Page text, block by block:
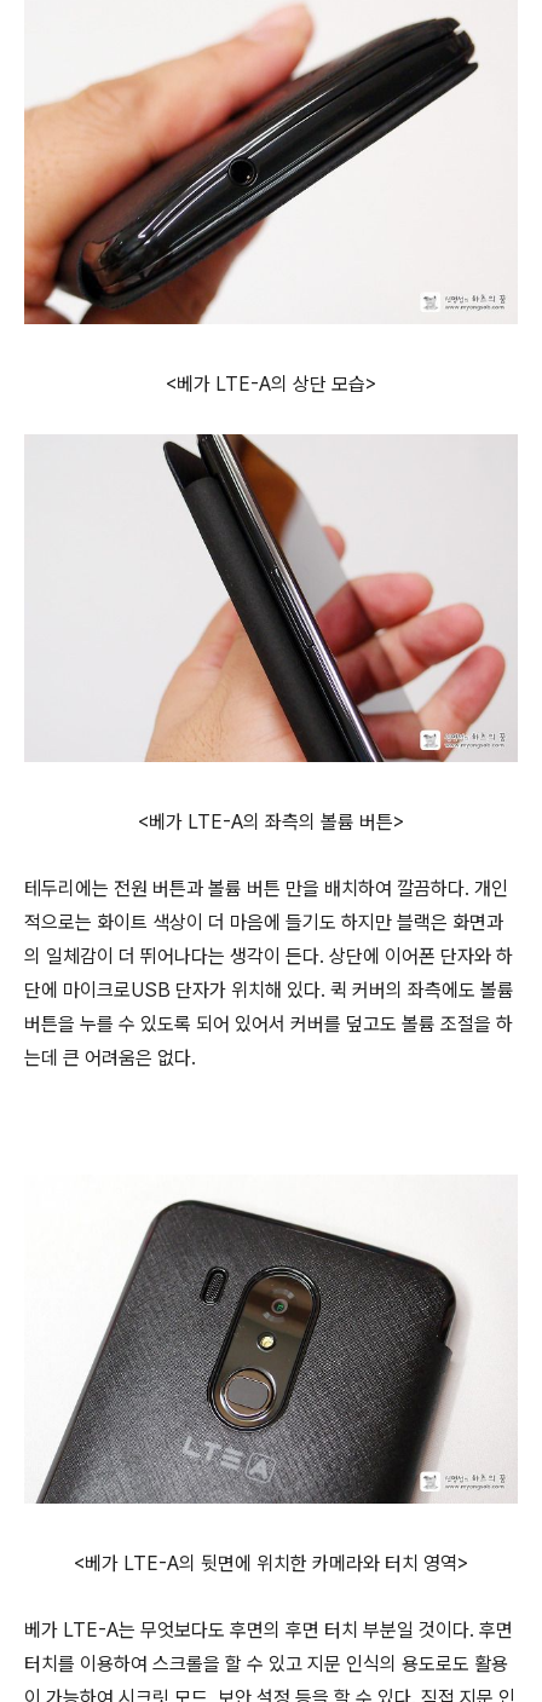
<베가 LTE-A의 상단 모습>
<베가 LTE-A의 좌측의 볼륨 버튼>
테두리에는 전원 버튼과 볼륨 버튼 만을 배치하여 깔끔하다. 개인
적으로는 화이트 색상이 더 마음에 들기도 하지만 블랙은 화면과
의 일체감이 더 뛰어나다는 생각이 든다. 상단에 이어폰 단자와 하
단에 마이크로USB 단자가 위치해 있다. 퀵 커버의 좌측에도 볼륨
버튼을 누를 수 있도록 되어 있어서 커버를 덮고도 볼륨 조절을 하
는데 큰 어려움은 없다.
<베가 LTE-A의 뒷면에 위치한 카메라와 터치 영역>
베가 LTE-A는 무엇보다도 후면의 후면 터치 부분일 것이다. 후면
터치를 이용하여 스크롤을 할 수 있고 지문 인식의 용도로도 활용